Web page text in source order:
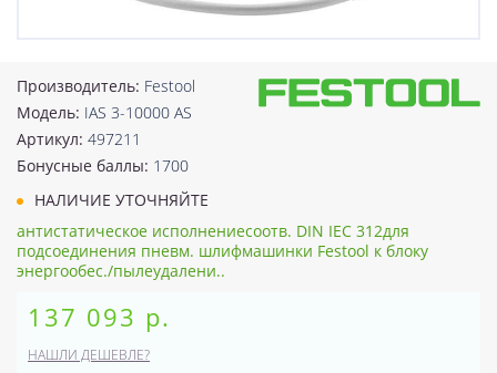
Производитель: Festool
Модель: IAS 3-10000 AS
Артикул: 497211
Бонусные баллы: 1700
НАЛИЧИЕ УТОЧНЯЙТЕ
антистатическое исполнениесоотв. DIN IEC 312для
подсоединения пневм. шлифмашинки Festool к блоку
энергообес./пылеудалени..
137 093 р.
НАШЛИ ДЕШЕВЛЕ?